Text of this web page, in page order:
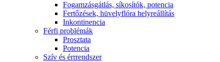
Fogamzásgátlás, síkosítók, potencia
Fertőzések, hüvelyflóra helyreállítás
Inkontinencia
Férfi problémák
Prosztata
Potencia
Szív és érrrendszer